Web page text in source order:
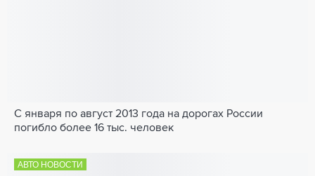
С января по август 2013 года на дорогах России
погибло более 16 тыс. человек
АВТО НОВОСТИ